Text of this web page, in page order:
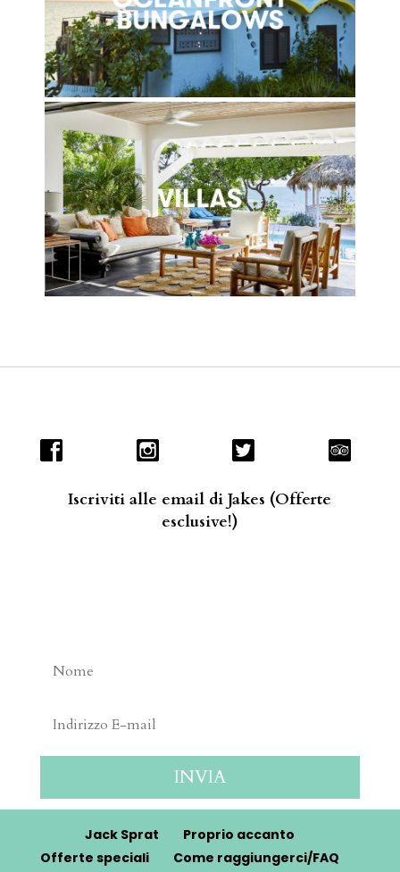
Iscriviti alle email di Jakes (Offerte
esclusive!)
INVIA
Jack Sprat
Proprio accanto
Offerte speciali
Come raggiungerci/FAQ